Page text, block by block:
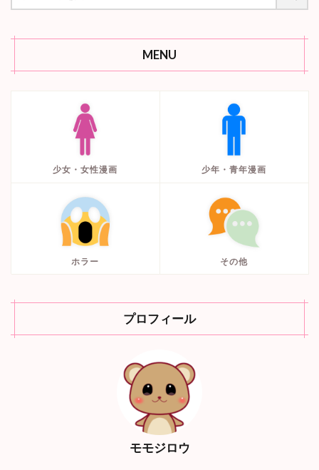
MENU
少女・女性漫画 少年・青年漫画
ホラー その他
プロフィール
モモジロウ